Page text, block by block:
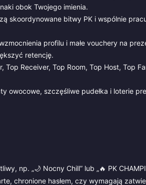
obok Twojego imienia.
skoordynowane bitwy PK i wspólnie
profilu i małe vouchery na
retencję.
Receiver, Top Room, Top Host, Top
owocowe, szczęśliwe pudełka i loterie
np. „🌙 Nocny Chill” lub „🔥 PK
chronione hasłem, czy wymagają